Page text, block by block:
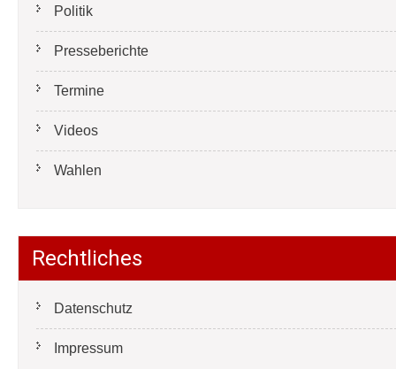
Politik
Presseberichte
Termine
Videos
Wahlen
Rechtliches
Datenschutz
Impressum